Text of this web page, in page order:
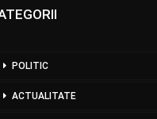
POLITIC
ACTUALITATE